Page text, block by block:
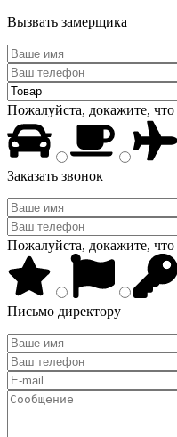
Вызвать замерщика
Пожалуйста, докажите,
Заказать звонок
Пожалуйста, докажите,
Письмо директору